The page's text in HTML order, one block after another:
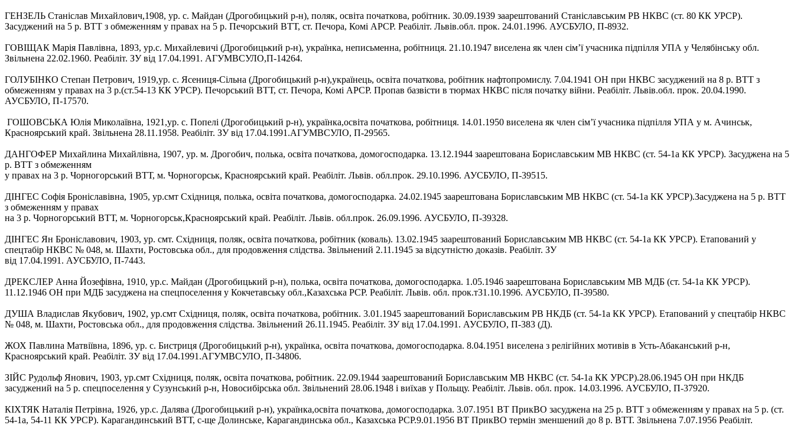
ГЕНЗЕЛЬ Станіслав Михайлович,1908, ур. с. Майдан (Дрогобицький р-н), поляк, освіта початкова, робітник. 30.09.1939 заарештований Станіславським РВ НКВС (ст. 80 КК УРСР).
Засуджений на 5 р. ВТТ з обмеженням у правах на 5 р. Печорський ВТТ, ст. Печора, Комі АРСР. Реабіліт. Львів.обл. прок. 24.01.1996. АУСБУЛО, П-8932.
ГОВІЩАК Марія Павлівна, 1893, ур.с. Михайлевичі (Дрогобицький р-н), українка, неписьменна, робітниця. 21.10.1947 виселена як член сім’ї учасника підпілля УПА у Челябінську обл.
Звільнена 22.02.1960. Реабіліт. ЗУ від 17.04.1991. АГУМВСУЛО,П-14264.
ГОЛУБІНКО Степан Петрович, 1919,ур. с. Ясениця-Сільна (Дрогобицький р-н),українець, освіта початкова, робітник нафтопромислу. 7.04.1941 ОН при НКВС засуджений на 8 р. ВТТ з
обмеженням у правах на 3 р.(ст.54-13 КК УРСР). Печорський ВТТ, ст. Печора, Комі АРСР. Пропав базвісти в тюрмах НКВС після початку війни. Реабіліт. Львів.обл. прок. 20.04.1990.
АУСБУЛО, П-17570.
ГОШОВСЬКА Юлія Миколаївна, 1921,ур. с. Попелі (Дрогобицький р-н), українка,освіта початкова, робітниця. 14.01.1950 виселена як член сім’ї учасника підпілля УПА у м. Ачинськ,
Красноярський край. Звільнена 28.11.1958. Реабіліт. ЗУ від 17.04.1991.АГУМВСУЛО, П-29565.
ДАНГОФЕР Михайлина Михайлівна, 1907, ур. м. Дрогобич, полька, освіта початкова, домогосподарка. 13.12.1944 заарештована Бориславським МВ НКВС (ст. 54-1а КК УРСР). Засуджена на 5
р. ВТТ з обмеженням
у правах на 3 р. Чорногорський ВТТ, м. Чорногорськ, Красноярський край. Реабіліт. Львів. обл.прок. 29.10.1996. АУСБУЛО, П-39515.
ДІНГЕС Софія Броніславівна, 1905, ур.смт Східниця, полька, освіта початкова, домогосподарка. 24.02.1945 заарештована Бориславським МВ НКВС (ст. 54-1а КК УРСР).Засуджена на 5 р. ВТТ
з обмеженням у правах
на 3 р. Чорногорський ВТТ, м. Чорногорськ,Красноярський край. Реабіліт. Львів. обл.прок. 26.09.1996. АУСБУЛО, П-39328.
ДІНГЕС Ян Броніславович, 1903, ур. смт. Східниця, поляк, освіта початкова, робітник (коваль). 13.02.1945 заарештований Бориславським МВ НКВС (ст. 54-1а КК УРСР). Етапований у
спецтабір НКВС № 048, м. Шахти, Ростовська обл., для продовження слідства. Звільнений 2.11.1945 за відсутністю доказів. Реабіліт. ЗУ
від 17.04.1991. АУСБУЛО, П-7443.
ДРЕКСЛЕР Анна Йозефівна, 1910, ур.с. Майдан (Дрогобицький р-н), полька, освіта початкова, домогосподарка. 1.05.1946 заарештована Бориславським МВ МДБ (ст. 54-1а КК УРСР).
11.12.1946 ОН при МДБ засуджена на спецпоселення у Кокчетавську обл.,Казахська РСР. Реабіліт. Львів. обл. прок.т31.10.1996. АУСБУЛО, П-39580.
ДУША Владислав Якубович, 1902, ур.смт Східниця, поляк, освіта початкова, робітник. 3.01.1945 заарештований Бориславським РВ НКДБ (ст. 54-1а КК УРСР). Етапований у спецтабір НКВС
№ 048, м. Шахти, Ростовська обл., для продовження слідства. Звільнений 26.11.1945. Реабіліт. ЗУ від 17.04.1991. АУСБУЛО, П-383 (Д).
ЖОХ Павлина Матвіївна, 1896, ур. с. Бистриця (Дрогобицький р-н), українка, освіта початкова, домогосподарка. 8.04.1951 виселена з релігійних мотивів в Усть-Абаканський р-н,
Красноярський край. Реабіліт. ЗУ від 17.04.1991.АГУМВСУЛО, П-34806.
ЗІЙС Рудольф Янович, 1903, ур.смт Східниця, поляк, освіта початкова, робітник. 22.09.1944 заарештований Бориславським МВ НКВС (ст. 54-1а КК УРСР).28.06.1945 ОН при НКДБ
засуджений на 5 р. спецпоселення у Сузунський р-н, Новосибірська обл. Звільнений 28.06.1948 і виїхав у Польщу. Реабіліт. Львів. обл. прок. 14.03.1996. АУСБУЛО, П-37920.
КІХТЯК Наталія Петрівна, 1926, ур.с. Далява (Дрогобицький р-н), українка,освіта початкова, домогосподарка. 3.07.1951 ВТ ПрикВО засуджена на 25 р. ВТТ з обмеженням у правах на 5 р. (ст.
54-1а, 54-11 КК УРСР). Карагандинський ВТТ, с-ще Долинське, Карагандинська обл., Казахська РСР.9.01.1956 ВТ ПрикВО термін зменшений до 8 р. ВТТ. Звільнена 7.07.1956 Реабіліт.